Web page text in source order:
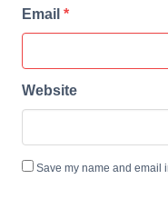
Email *
Website
Save my name and email